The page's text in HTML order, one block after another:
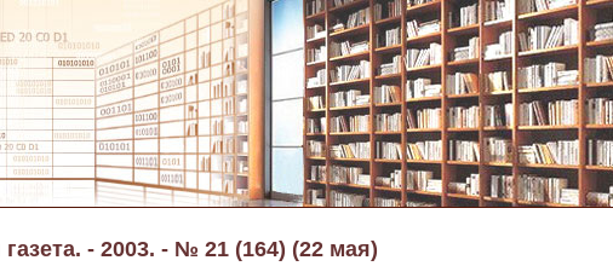
- 2003. - № 21 (164) (22 мая)